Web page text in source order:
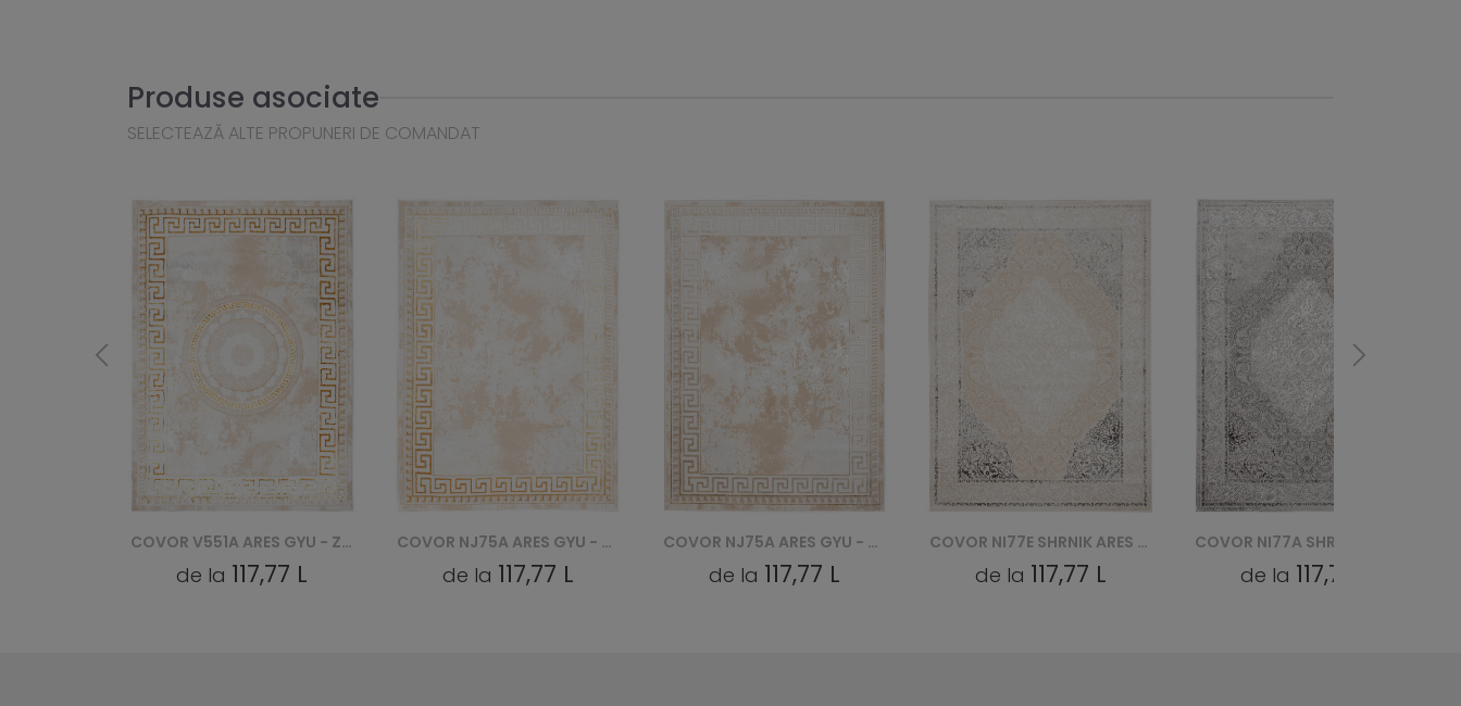
Produse asociate
SELECTEAZĂ ALTE PROPUNERI DE COMANDAT
COVOR NJ75A ARES GYU - ZŁOTY
de la 117,77 L
COVOR NJ75A ARES GYU - BEŻOWY
de la 117,77 L
COVOR NI77E SHRNIK ARES GYV - KREMOWY
de la 117,77 L
COVOR NI77A SHRNIK LIGHT ARES HBB - SZARY
de la 117,77 L de la 117,77 L